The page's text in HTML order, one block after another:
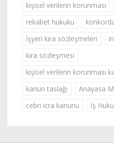
kişisel verilerin korunması
rekabet hukuku
İşyeri kira sözleşmeleri
kira sözleşmesi
kişisel verilerin korunması
kanun taslağı
Anayasa
cebri icra kanunu
İş